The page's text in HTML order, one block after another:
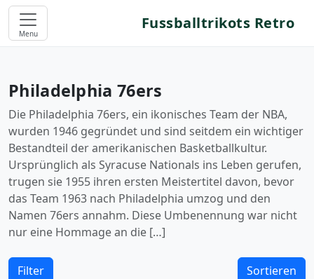
Menu
Fussballtrikots Retro
Philadelphia 76ers
Die Philadelphia 76ers, ein ikonisches Team der NBA,
wurden 1946 gegründet und sind seitdem ein wichtiger
Bestandteil der amerikanischen Basketballkultur.
Ursprünglich als Syracuse Nationals ins Leben gerufen,
trugen sie 1955 ihren ersten Meistertitel davon, bevor
das Team 1963 nach Philadelphia umzog und den
Namen 76ers annahm. Diese Umbenennung war nicht
nur eine Hommage an die […]
Filter Sortieren